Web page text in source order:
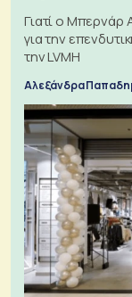
Γιατί ο
για την
την LVMH
Αλεξάνδρα